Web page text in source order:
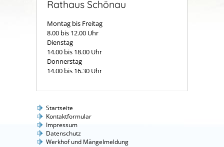
Rathaus Schönau
Montag bis Freitag
8.00 bis 12.00 Uhr
Dienstag
14.00 bis 18.00 Uhr
Donnerstag
14.00 bis 16.30 Uhr
Startseite
Kontaktformular
Impressum
Datenschutz
Werkhof und Mängelmeldung